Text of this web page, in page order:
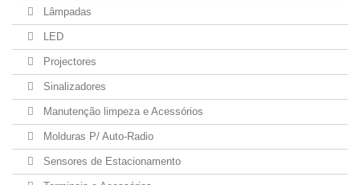
Lâmpadas
LED
Projectores
Sinalizadores
Manutenção limpeza e Acessórios
Molduras P/ Auto-Radio
Sensores de Estacionamento